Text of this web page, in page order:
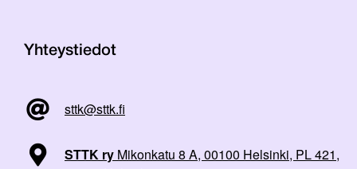
Yhteystiedot
sttk@sttk.fi
STTK ry Mikonkatu 8 A, 00100 Helsinki, PL 421,